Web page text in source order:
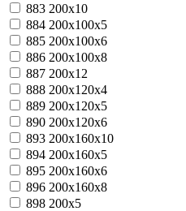
883 200x10
884 200x100x5
885 200x100x6
886 200x100x8
887 200x12
888 200x120x4
889 200x120x5
890 200x120x6
893 200x160x10
894 200x160x5
895 200x160x6
896 200x160x8
898 200x5